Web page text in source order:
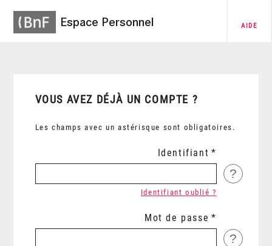
Espace Personnel AIDE
VOUS AVEZ DÉJÀ UN COMPTE ?
Les champs avec un astérisque sont obligatoires.
Identifiant
?
Identifiant oublié ?
Mot de passe
?